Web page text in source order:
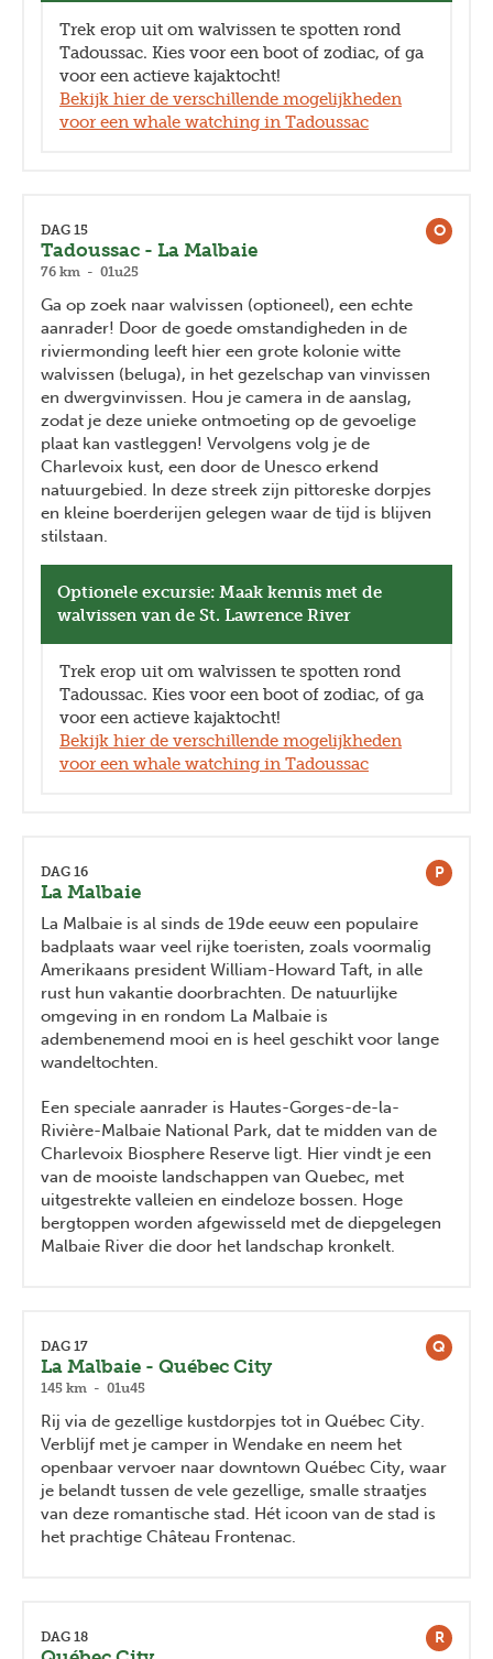
Trek erop uit om walvissen te spotten rond
Tadoussac. Kies voor een boot of zodiac, of ga
voor een actieve kajaktocht!
Bekijk hier de verschillende mogelijkheden
voor een whale watching in Tadoussac
O
DAG 15
Tadoussac - La Malbaie
76 km - 01u25
Ga op zoek naar walvissen (optioneel), een echte
aanrader! Door de goede omstandigheden in de
riviermonding leeft hier een grote kolonie witte
walvissen (beluga), in het gezelschap van vinvissen
en dwergvinvissen. Hou je camera in de aanslag,
zodat je deze unieke ontmoeting op de gevoelige
plaat kan vastleggen! Vervolgens volg je de
Charlevoix kust, een door de Unesco erkend
natuurgebied. In deze streek zijn pittoreske dorpjes
en kleine boerderijen gelegen waar de tijd is blijven
stilstaan.
Optionele excursie: Maak kennis met de
walvissen van de St. Lawrence River
Trek erop uit om walvissen te spotten rond
Tadoussac. Kies voor een boot of zodiac, of ga
voor een actieve kajaktocht!
Bekijk hier de verschillende mogelijkheden
voor een whale watching in Tadoussac
P
DAG 16
La Malbaie
La Malbaie is al sinds de 19de eeuw een populaire
badplaats waar veel rijke toeristen, zoals voormalig
Amerikaans president William-Howard Taft, in alle
rust hun vakantie doorbrachten. De natuurlijke
omgeving in en rondom La Malbaie is
adembenemend mooi en is heel geschikt voor lange
wandeltochten.
Een speciale aanrader is Hautes-Gorges-de-la-
Rivière-Malbaie National Park, dat te midden van de
Charlevoix Biosphere Reserve ligt. Hier vindt je een
van de mooiste landschappen van Quebec, met
uitgestrekte valleien en eindeloze bossen. Hoge
bergtoppen worden afgewisseld met de diepgelegen
Malbaie River die door het landschap kronkelt.
Q
DAG 17
La Malbaie - Québec City
145 km - 01u45
Rij via de gezellige kustdorpjes tot in Québec City.
Verblijf met je camper in Wendake en neem het
openbaar vervoer naar downtown Québec City, waar
je belandt tussen de vele gezellige, smalle straatjes
van deze romantische stad. Hét icoon van de stad is
het prachtige Château Frontenac.
R
DAG 18